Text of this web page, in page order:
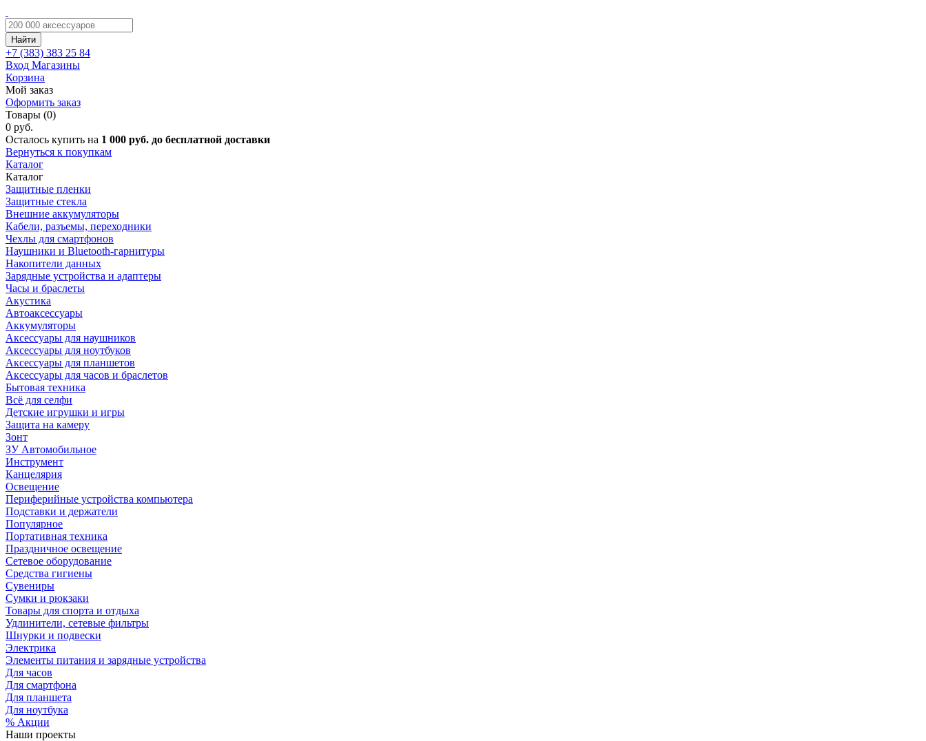
Найти
+7 (383) 383 25 84
Вход Магазины
Корзина
Мой заказ
Оформить заказ
Товары (0)
0 руб.
Осталось купить на 1 000 руб. до бесплатной доставки
Вернуться к покупкам
Каталог
Каталог
Защитные пленки
Защитные стекла
Внешние аккумуляторы
Кабели, разъемы, переходники
Чехлы для смартфонов
Наушники и Bluetooth-гарнитуры
Накопители данных
Зарядные устройства и адаптеры
Часы и браслеты
Акустика
Автоаксессуары
Аккумуляторы
Аксессуары для наушников
Аксессуары для ноутбуков
Аксессуары для планшетов
Аксессуары для часов и браслетов
Бытовая техника
Всё для селфи
Детские игрушки и игры
Защита на камеру
Зонт
ЗУ Автомобильное
Инструмент
Канцелярия
Освещение
Периферийные устройства компьютера
Подставки и держатели
Популярное
Портативная техника
Праздничное освещение
Сетевое оборудование
Средства гигиены
Сувениры
Сумки и рюкзаки
Товары для спорта и отдыха
Удлинители, сетевые фильтры
Шнурки и подвески
Электрика
Элементы питания и зарядные устройства
Для часов
Для смартфона
Для планшета
Для ноутбука
% Акции
Наши проекты